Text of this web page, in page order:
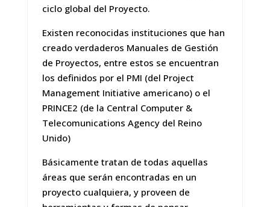
ciclo global del Proyecto.
Existen reconocidas instituciones que han
creado verdaderos Manuales de Gestión
de Proyectos, entre estos se encuentran
los definidos por el PMI (del Project
Management Initiative americano) o el
PRINCE2 (de la Central Computer &
Telecomunications Agency del Reino
Unido)
Básicamente tratan de todas aquellas
áreas que serán encontradas en un
proyecto cualquiera, y proveen de